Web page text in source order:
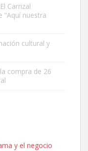
menos de un mes,
Carrizal
“Aquí nuestra
cultural y
compra de 26
y el negocio